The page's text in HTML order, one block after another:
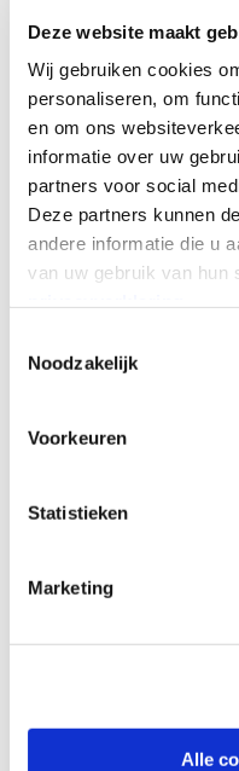
Deze website maakt
Wij gebruiken cookies
personaliseren, om
en om ons
informatie over uw
partners voor social
Deze partners kunnen
andere informatie die u
van uw gebruik van hun
Noodzakelijk
Voorkeuren
Statistieken
Marketing
Alle
We will handle your
COMPANY